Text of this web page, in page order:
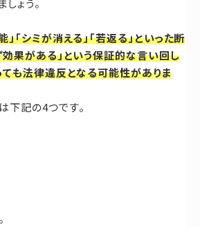
ょう。
「シミが消える」「若返る」といった断
効果がある」という保証的な言い回し
ても法律違反となる可能性がありま
下記の4つです。